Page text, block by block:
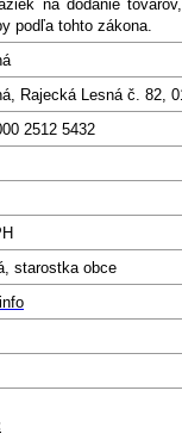
na dodanie
podľa tohto zákona.
Rajecká Lesná č. 82,
2512 5432
starostka obce